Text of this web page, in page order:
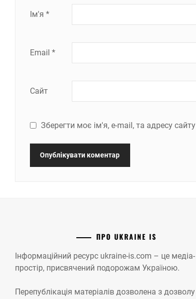
Ім'я *
Email *
Сайт
Зберегти моє ім'я, e-mail, та адресу
ПРО UKRAINE IS
Інформаційний ресурс ukraine-is.com – це медіа-
простір, присвячений подорожам Україною.
Перепублікація матеріалів дозволена з дозволу